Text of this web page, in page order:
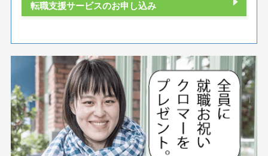
転職支援サービスのお申し込み